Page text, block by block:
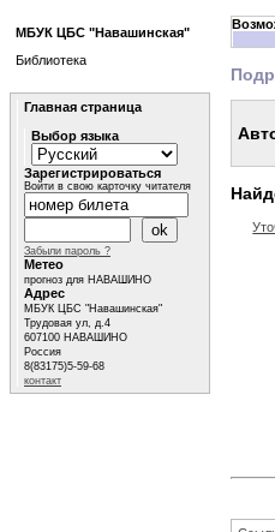
МБУК ЦБС "Навашинская"
Библиотека
Главная страница
Выбор языка
Зарегистрироваться
Войти в свою карточку читателя
Забыли пароль ?
Метео
прогноз для НАВАШИНО
Адрес
МБУК ЦБС "Навашинская"
Трудовая ул, д.4
607100 НАВАШИНО
Россия
8(83175)5-59-68
контакт